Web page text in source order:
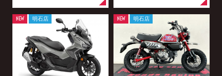
NEW 明石店 NEW 明石店